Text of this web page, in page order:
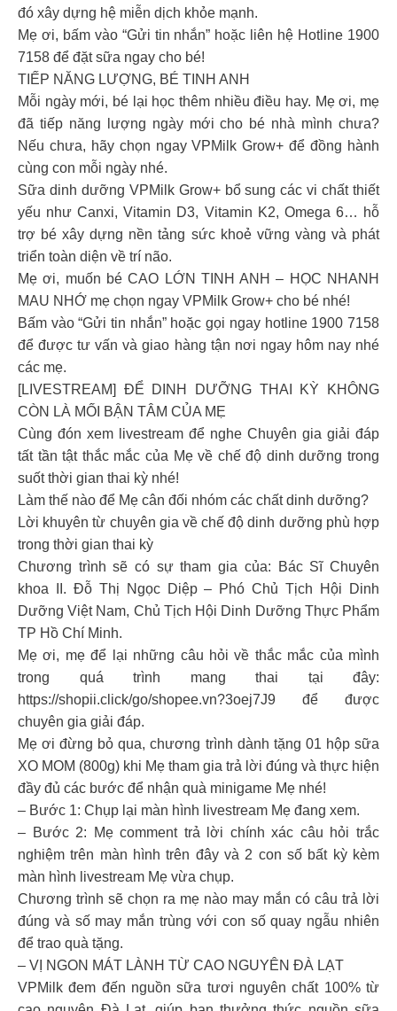
đó xây dựng hệ miễn dịch khỏe mạnh.
Mẹ ơi, bấm vào “Gửi tin nhắn” hoặc liên hệ Hotline 1900
7158 để đặt sữa ngay cho bé!
TIẾP NĂNG LƯỢNG, BÉ TINH ANH
Mỗi ngày mới, bé lại học thêm nhiều điều hay. Mẹ ơi, mẹ
đã tiếp năng lượng ngày mới cho bé nhà mình chưa?
Nếu chưa, hãy chọn ngay VPMilk Grow+ để đồng hành
cùng con mỗi ngày nhé.
Sữa dinh dưỡng VPMilk Grow+ bổ sung các vi chất thiết
yếu như Canxi, Vitamin D3, Vitamin K2, Omega 6… hỗ
trợ bé xây dựng nền tảng sức khoẻ vững vàng và phát
triển toàn diện về trí não.
Mẹ ơi, muốn bé CAO LỚN TINH ANH – HỌC NHANH
MAU NHỚ mẹ chọn ngay VPMilk Grow+ cho bé nhé!
Bấm vào “Gửi tin nhắn” hoặc gọi ngay hotline 1900 7158
để được tư vấn và giao hàng tận nơi ngay hôm nay nhé
các mẹ.
[LIVESTREAM] ĐỂ DINH DƯỠNG THAI KỲ KHÔNG
CÒN LÀ MỐI BẬN TÂM CỦA MẸ
Cùng đón xem livestream để nghe Chuyên gia giải đáp
tất tần tật thắc mắc của Mẹ về chế độ dinh dưỡng trong
suốt thời gian thai kỳ nhé!
Làm thế nào để Mẹ cân đối nhóm các chất dinh dưỡng?
Lời khuyên từ chuyên gia về chế độ dinh dưỡng phù hợp
trong thời gian thai kỳ
Chương trình sẽ có sự tham gia của: Bác Sĩ Chuyên
khoa II. Đỗ Thị Ngọc Diệp – Phó Chủ Tịch Hội Dinh
Dưỡng Việt Nam, Chủ Tịch Hội Dinh Dưỡng Thực Phẩm
TP Hồ Chí Minh.
Mẹ ơi, mẹ để lại những câu hỏi về thắc mắc của mình
trong quá trình mang thai tại đây:
https://shopii.click/go/shopee.vn?3oej7J9 để được
chuyên gia giải đáp.
Mẹ ơi đừng bỏ qua, chương trình dành tặng 01 hộp sữa
XO MOM (800g) khi Mẹ tham gia trả lời đúng và thực hiện
đầy đủ các bước để nhận quà minigame Mẹ nhé!
– Bước 1: Chụp lại màn hình livestream Mẹ đang xem.
– Bước 2: Mẹ comment trả lời chính xác câu hỏi trắc
nghiệm trên màn hình trên đây và 2 con số bất kỳ kèm
màn hình livestream Mẹ vừa chụp.
Chương trình sẽ chọn ra mẹ nào may mắn có câu trả lời
đúng và số may mắn trùng với con số quay ngẫu nhiên
để trao quà tặng.
– VỊ NGON MÁT LÀNH TỪ CAO NGUYÊN ĐÀ LẠT
VPMilk đem đến nguồn sữa tươi nguyên chất 100% từ